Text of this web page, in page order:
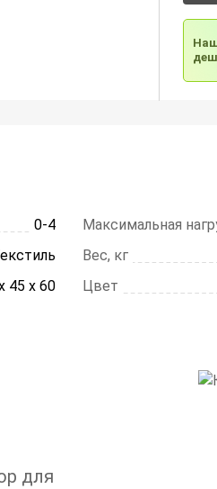
0-4 Максимальная
Вес, кг
45 х 60 Цвет
для